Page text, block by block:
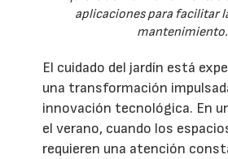
aplicaciones para facilitar
mantenimiento.
El cuidado del jardín está
una transformación
innovación tecnológica. En
el verano, cuando los
requieren una atención